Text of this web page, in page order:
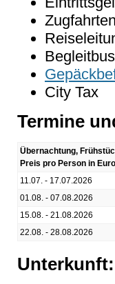
City Tax
Termine
Übernachtung,
Preis pro Person in Euro
11.07. - 17.07.2026
01.08. - 07.08.2026
15.08. - 21.08.2026
22.08. - 28.08.2026
Unterkunft: